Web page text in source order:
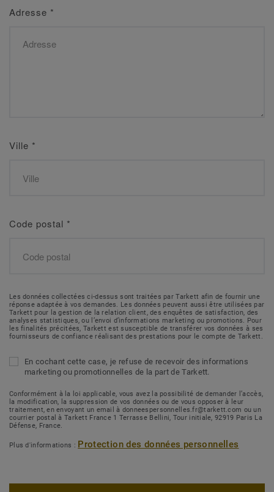
Adresse *
Ville *
Code postal *
Les données collectées ci-dessus sont traitées par Tarkett afin de fournir une
réponse adaptée à vos demandes. Les données peuvent aussi être utilisées par
Tarkett pour la gestion de la relation client, des enquêtes de satisfaction, des
analyses statistiques, ou l’envoi d’informations marketing ou promotions. Pour
les finalités précitées, Tarkett est susceptible de transférer vos données à ses
fournisseurs de confiance réalisant des prestations pour le compte de Tarkett.
En cochant cette case, je refuse de recevoir des informations
marketing ou promotionnelles de la part de Tarkett.
Conformément à la loi applicable, vous avez la possibilité de demander l’accès,
la modification, la suppression de vos données ou de vous opposer à leur
traitement, en envoyant un email à donneespersonnelles.fr@tarkett.com ou un
courrier postal à Tarkett France 1 Terrasse Bellini, Tour initiale, 92919 Paris La
Défense, France.
Plus d'informations : Protection des données personnelles